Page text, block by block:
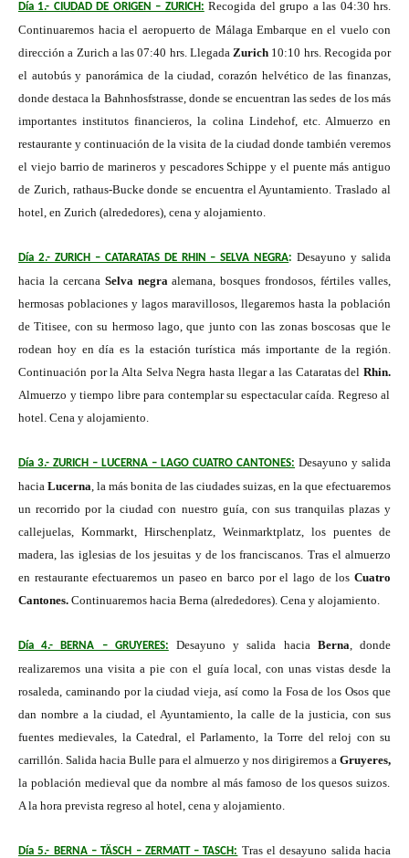
Día 1.- CIUDAD DE ORIGEN – ZURICH: Recogida del grupo a las 04:30 hrs.
Continuaremos hacia el aeropuerto de Málaga Embarque en el vuelo con
dirección a Zurich a las 07:40 hrs. Llegada Zurich 10:10 hrs. Recogida por
el autobús y panorámica de la ciudad, corazón helvético de las finanzas,
donde destaca la Bahnhosfstrasse, donde se encuentran las sedes de los más
importantes institutos financieros, la colina Lindehof, etc. Almuerzo en
restaurante y continuación de la visita de la ciudad donde también veremos
el viejo barrio de marineros y pescadores Schippe y el puente más antiguo
de Zurich, rathaus-Bucke donde se encuentra el Ayuntamiento. Traslado al
hotel, en Zurich (alrededores), cena y alojamiento.
Día 2.- ZURICH – CATARATAS DE RHIN – SELVA NEGRA: Desayuno y salida
hacia la cercana Selva negraalemana, bosques frondosos, fértiles valles,
hermosas poblaciones y lagos maravillosos, llegaremos hasta la población
de Titisee, con su hermoso lago, que junto con las zonas boscosas que le
rodean hoy en día es la estación turística más importante de la región.
Continuación por la Alta Selva Negra hasta llegar a las Cataratas del Rhin.
Almuerzo y tiempo libre para contemplar su espectacular caída. Regreso al
hotel. Cena y alojamiento.
Día 3.- ZURICH – LUCERNA – LAGO CUATRO CANTONES: Desayuno y salida
hacia Lucerna, la más bonita de las ciudades suizas, en la que efectuaremos
un recorrido por la ciudad con nuestro guía, con sus tranquilas plazas y
callejuelas, Kornmarkt, Hirschenplatz, Weinmarktplatz, los puentes de
madera, las iglesias de los jesuitas y de los franciscanos. Tras el almuerzo
en restaurante efectuaremos un paseo en barco por el lago de los Cuatro
Cantones. Continuaremos hacia Berna (alrededores). Cena y alojamiento.
Día 4.- BERNA – GRUYERES: Desayunoy salida hacia Berna, donde
realizaremos una visita a pie con el guía local, con unas vistas desde la
rosaleda, caminando por la ciudad vieja, así como la Fosa de los Osos que
dan nombre a la ciudad, el Ayuntamiento, la calle de la justicia, con sus
fuentes medievales, la Catedral, el Parlamento, la Torre del reloj con su
carrillón. Salida hacia Bulle para el almuerzo y nos dirigiremos a Gruyeres,
la población medieval que da nombre al más famoso de los quesos suizos.
A la hora prevista regreso al hotel, cena y alojamiento.
Día 5.- BERNA – TÄSCH – ZERMATT – TASCH: Tras el desayuno salida hacia